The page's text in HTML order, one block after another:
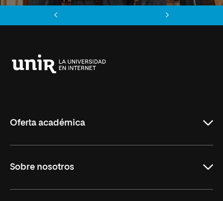
Oferta académica
Másteres Oficiales
Sobre nosotros